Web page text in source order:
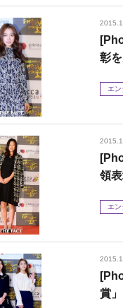
彰
エン
領
エン
賞